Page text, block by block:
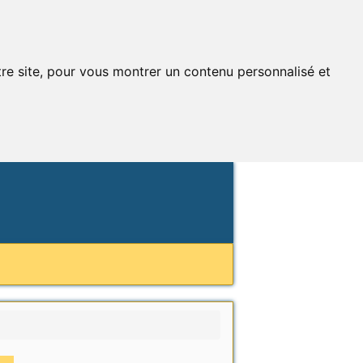
site, pour vous montrer un contenu personnalisé et